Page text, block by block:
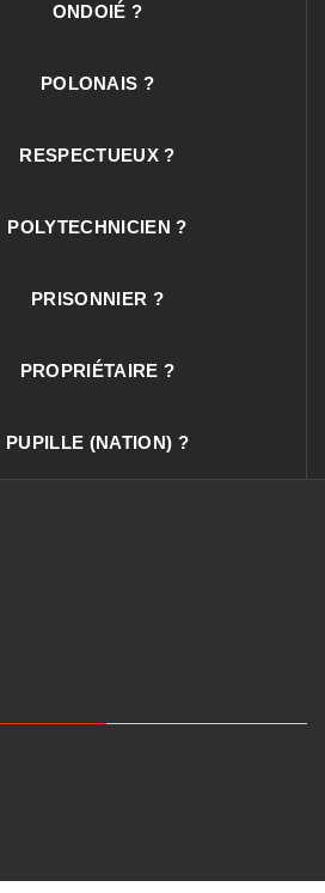
ONDOIÉ ?
POLONAIS ?
RESPECTUEUX ?
POLYTECHNICIEN ?
PRISONNIER ?
PROPRIÉTAIRE ?
PUPILLE (NATION) ?